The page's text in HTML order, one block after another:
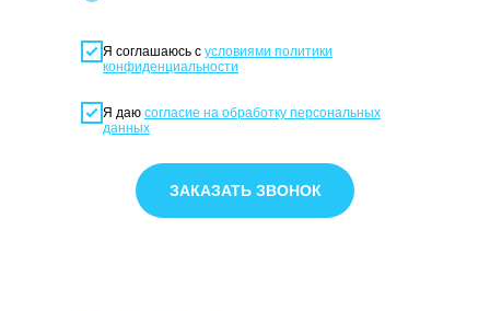
Я соглашаюсь с условиями политики
конфиденциальности
Я даю согласие на обработку персональных
данных
ЗАКАЗАТЬ ЗВОНОК